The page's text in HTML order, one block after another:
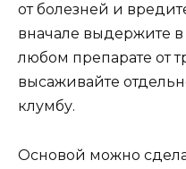
от болезней и
вначале выдержите в
любом препарате от
высаживайте
клумбу.
Основой можно